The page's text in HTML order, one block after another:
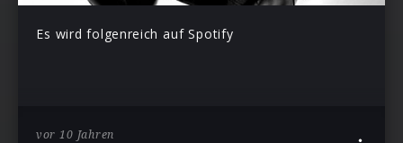
Es wird folgenreich auf Spotify
vor 10 Jahren